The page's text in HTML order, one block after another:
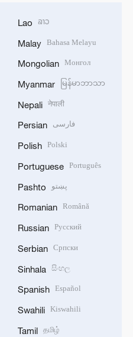
Lao ລາວ
Malay Bahasa Melayu
Mongolian Монгол
Myanmar မြန်မာဘာသာ
Nepali नेपाली
Persian فارسی
Polish Polski
Portuguese Português
Pashto پښتو
Romanian Română
Russian Русский
Serbian Српски
Sinhala සිංහල
Spanish Español
Swahili Kiswahili
Tamil தமிழ்